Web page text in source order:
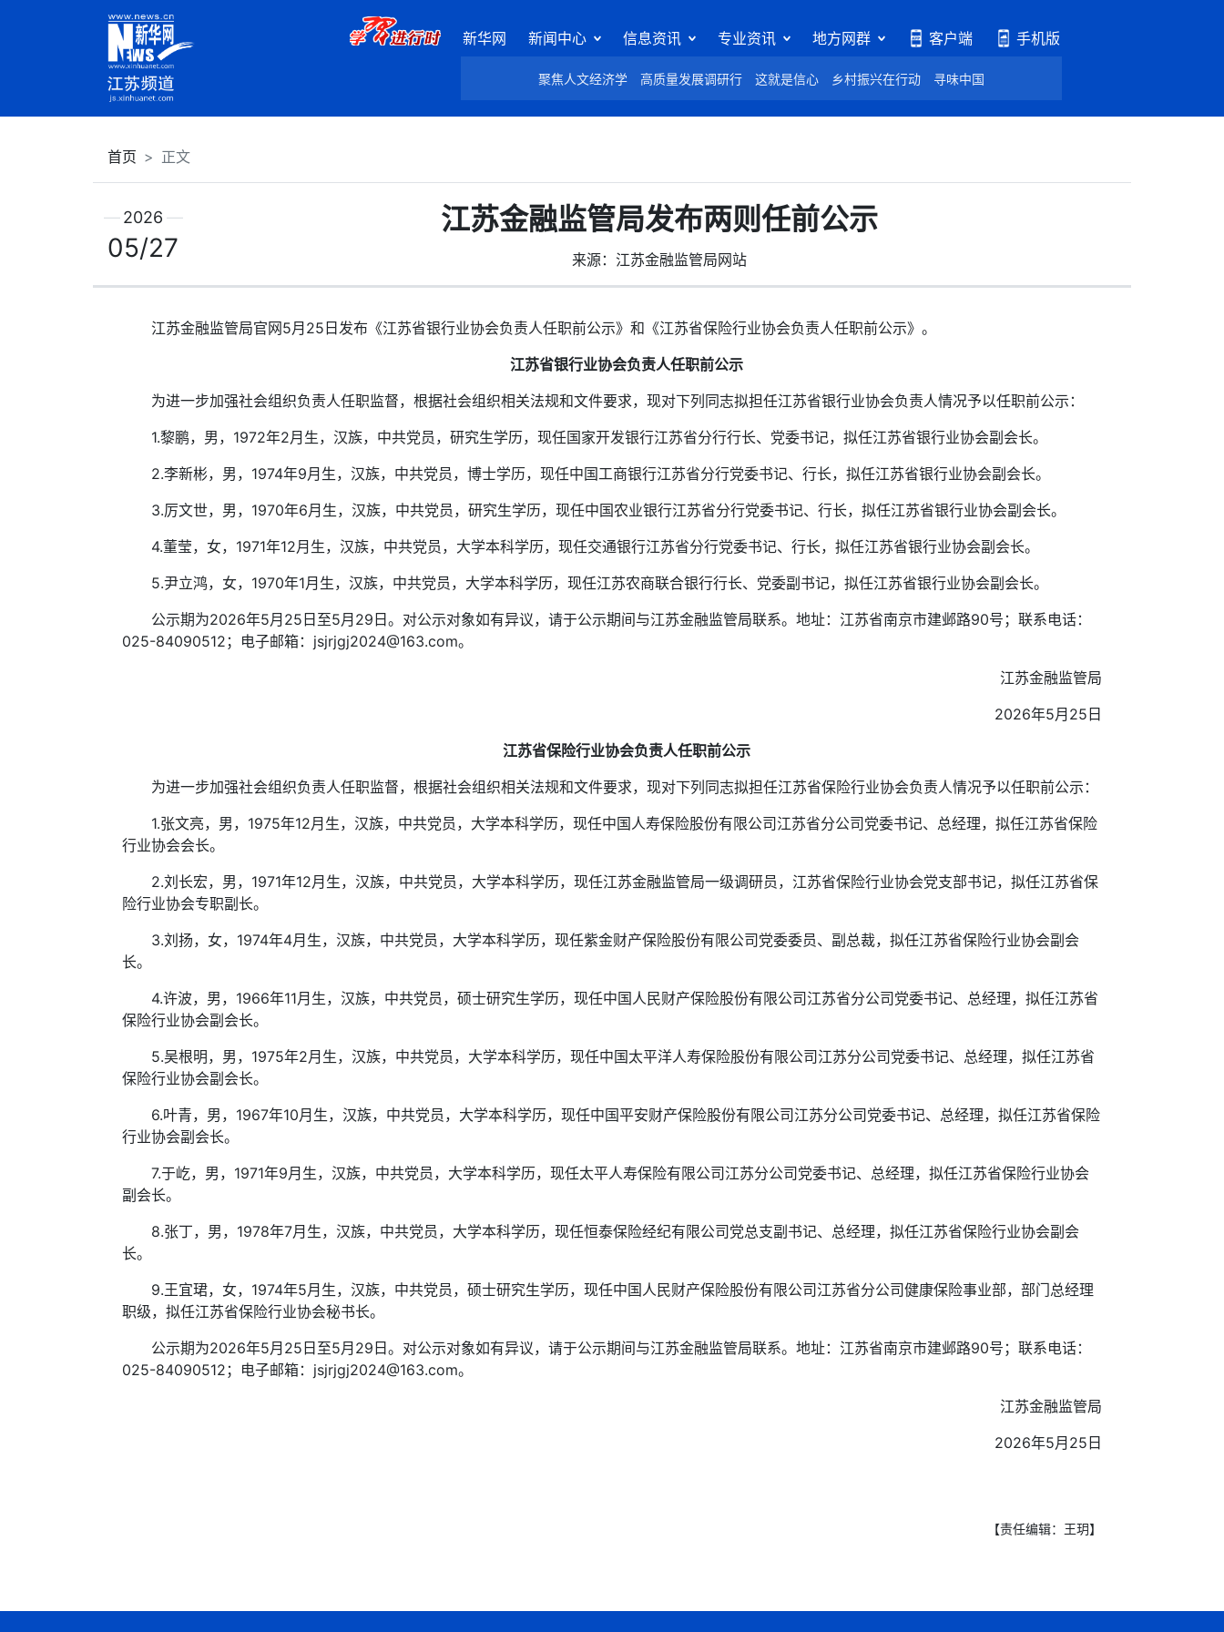
新华网 新闻中心 信息资讯 专业资讯 地方网群 客户端 手机版
聚焦人文经济学 高质量发展调研行 这就是信心 乡村振兴在行动 寻味中国
首页 正文
江苏金融监管局发布两则任前公示
来源：江苏金融监管局网站
2026
05/27
江苏金融监管局官网5月25日发布《江苏省银行业协会负责人任职前公示》和《江苏省保险行业协会负责人任职前公示》。
江苏省银行业协会负责人任职前公示
为进一步加强社会组织负责人任职监督，根据社会组织相关法规和文件要求，现对下列同志拟担任江苏省银行业协会负责人情况予以任职前公示：
1.黎鹏，男，1972年2月生，汉族，中共党员，研究生学历，现任国家开发银行江苏省分行行长、党委书记，拟任江苏省银行业协会副会长。
2.李新彬，男，1974年9月生，汉族，中共党员，博士学历，现任中国工商银行江苏省分行党委书记、行长，拟任江苏省银行业协会副会长。
3.厉文世，男，1970年6月生，汉族，中共党员，研究生学历，现任中国农业银行江苏省分行党委书记、行长，拟任江苏省银行业协会副会长。
4.董莹，女，1971年12月生，汉族，中共党员，大学本科学历，现任交通银行江苏省分行党委书记、行长，拟任江苏省银行业协会副会长。
5.尹立鸿，女，1970年1月生，汉族，中共党员，大学本科学历，现任江苏农商联合银行行长、党委副书记，拟任江苏省银行业协会副会长。
公示期为2026年5月25日至5月29日。对公示对象如有异议，请于公示期间与江苏金融监管局联系。地址：江苏省南京市建邺路90号；联系电话：
025-84090512；电子邮箱：jsjrjgj2024@163.com。
江苏金融监管局
2026年5月25日
江苏省保险行业协会负责人任职前公示
为进一步加强社会组织负责人任职监督，根据社会组织相关法规和文件要求，现对下列同志拟担任江苏省保险行业协会负责人情况予以任职前公示：
1.张文亮，男，1975年12月生，汉族，中共党员，大学本科学历，现任中国人寿保险股份有限公司江苏省分公司党委书记、总经理，拟任江苏省保险
行业协会会长。
2.刘长宏，男，1971年12月生，汉族，中共党员，大学本科学历，现任江苏金融监管局一级调研员，江苏省保险行业协会党支部书记，拟任江苏省保
险行业协会专职副长。
3.刘扬，女，1974年4月生，汉族，中共党员，大学本科学历，现任紫金财产保险股份有限公司党委委员、副总裁，拟任江苏省保险行业协会副会
长。
4.许波，男，1966年11月生，汉族，中共党员，硕士研究生学历，现任中国人民财产保险股份有限公司江苏省分公司党委书记、总经理，拟任江苏省
保险行业协会副会长。
5.吴根明，男，1975年2月生，汉族，中共党员，大学本科学历，现任中国太平洋人寿保险股份有限公司江苏分公司党委书记、总经理，拟任江苏省
保险行业协会副会长。
6.叶青，男，1967年10月生，汉族，中共党员，大学本科学历，现任中国平安财产保险股份有限公司江苏分公司党委书记、总经理，拟任江苏省保险
行业协会副会长。
7.于屹，男，1971年9月生，汉族，中共党员，大学本科学历，现任太平人寿保险有限公司江苏分公司党委书记、总经理，拟任江苏省保险行业协会
副会长。
8.张丁，男，1978年7月生，汉族，中共党员，大学本科学历，现任恒泰保险经纪有限公司党总支副书记、总经理，拟任江苏省保险行业协会副会
长。
9.王宜珺，女，1974年5月生，汉族，中共党员，硕士研究生学历，现任中国人民财产保险股份有限公司江苏省分公司健康保险事业部，部门总经理
职级，拟任江苏省保险行业协会秘书长。
公示期为2026年5月25日至5月29日。对公示对象如有异议，请于公示期间与江苏金融监管局联系。地址：江苏省南京市建邺路90号；联系电话：
025-84090512；电子邮箱：jsjrjgj2024@163.com。
江苏金融监管局
2026年5月25日
【责任编辑：王玥】